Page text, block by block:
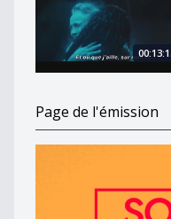
Page de l'émission